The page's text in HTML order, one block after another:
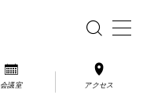
会議室 アクセス